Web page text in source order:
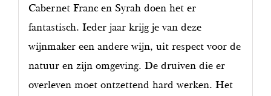
Cabernet Franc en Syrah doen het er
fantastisch. Ieder jaar krijg je van deze
wijnmaker een andere wijn, uit respect voor de
natuur en zijn omgeving. De druiven die er
overleven moet ontzettend hard werken. Het